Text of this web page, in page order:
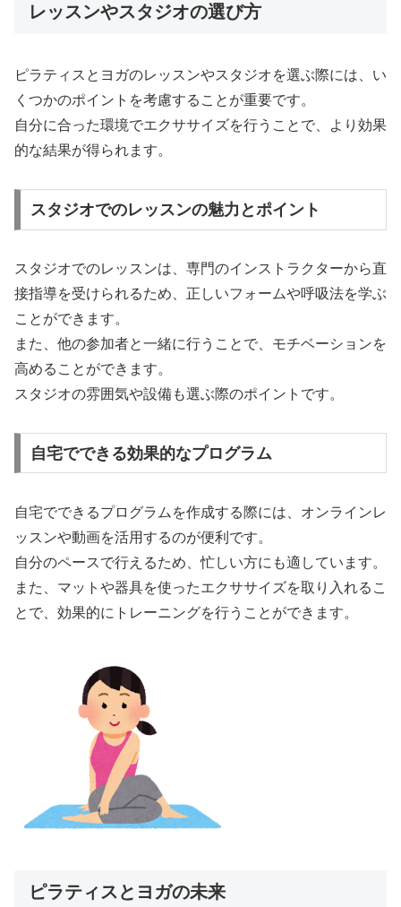
レッスンやスタジオの選び方
ピラティスとヨガのレッスンやスタジオを選ぶ際には、い
くつかのポイントを考慮することが重要です。
自分に合った環境でエクササイズを行うことで、より効果
的な結果が得られます。
スタジオでのレッスンの魅力とポイント
スタジオでのレッスンは、専門のインストラクターから直
接指導を受けられるため、正しいフォームや呼吸法を学ぶ
ことができます。
また、他の参加者と一緒に行うことで、モチベーションを
高めることができます。
スタジオの雰囲気や設備も選ぶ際のポイントです。
自宅でできる効果的なプログラム
自宅でできるプログラムを作成する際には、オンラインレ
ッスンや動画を活用するのが便利です。
自分のペースで行えるため、忙しい方にも適しています。
また、マットや器具を使ったエクササイズを取り入れるこ
とで、効果的にトレーニングを行うことができます。
ピラティスとヨガの未来